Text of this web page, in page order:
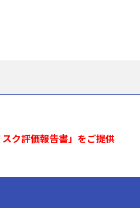
スク評価報告書」をご提供